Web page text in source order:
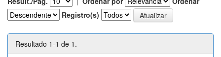
Registro(s)
Resultado 1-1 de 1.